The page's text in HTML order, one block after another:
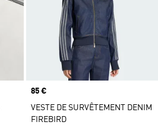
Prix
85 €
VESTE DE SURVÊTEMENT DENIM
FIREBIRD